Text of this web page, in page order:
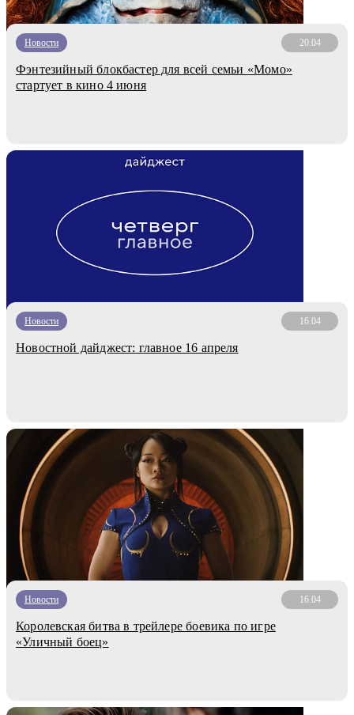
Новости 20.04
Фэнтезийный блокбастер для всей семьи «Момо»
стартует в кино 4 июня
Новости 16.04
Новостной дайджест: главное 16 апреля
Новости 16.04
Королевская битва в трейлере боевика по игре
«Уличный боец»